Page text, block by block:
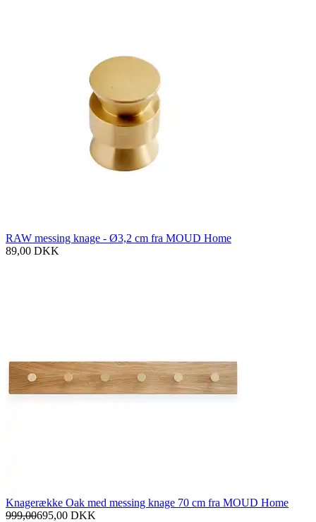
RAW messing knage - Ø3,2 cm fra MOUD Home
89,00 DKK
Knagerække Oak med messing knage 70 cm fra MOUD Home
999,00695,00 DKK